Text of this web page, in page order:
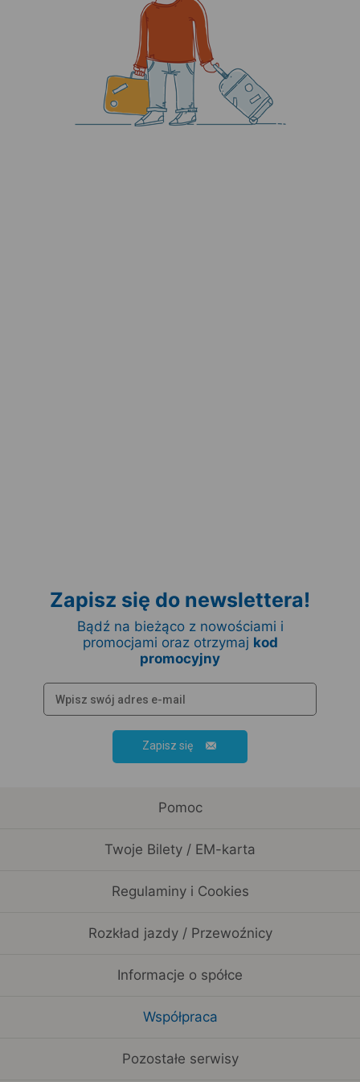
Zapisz się do newslettera!
Bądź na bieżąco z nowościami i
promocjami oraz otrzymaj kod
promocyjny
Zapisz się
Pomoc
Twoje Bilety / EM-karta
Regulaminy i Cookies
Rozkład jazdy / Przewoźnicy
Informacje o spółce
Współpraca
Pozostałe serwisy